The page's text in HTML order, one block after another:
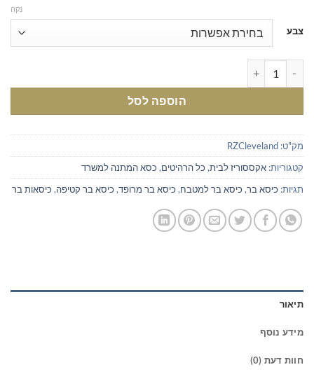
צבע
נקה
הוספה לסל
מק"ט: RZCleveland
קטגוריות: אקססוריז לבית, כל הרהיטים, כסא המתנה למשרד
תגיות: כיסא בר, כיסא בר למטבח, כיסא בר מרופד, כיסא בר קטיפה, כיסאות בר
תיאור
מידע נוסף
חוות דעת (0)